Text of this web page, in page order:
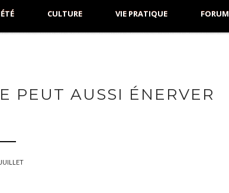
CULTURE VIE PRATIQUE FORUM
PEUT AUSSI ÉNERVER